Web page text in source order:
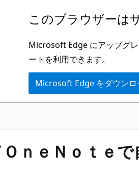
このブラウザーは
Microsoft Edge にアップグ
ートを利用できます。
Microsoft Edge をダウンロ
ｎｅＮｏｔｅ